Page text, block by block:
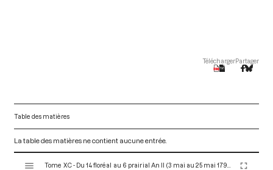
TéléchargerPartager
Table des matières
La table des matières ne contient aucune entrée.